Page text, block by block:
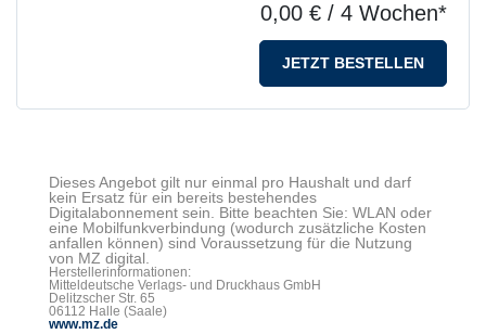
0,00 € / 4 Wochen*
JETZT BESTELLEN
Dieses Angebot gilt nur einmal pro Haushalt und darf
kein Ersatz für ein bereits bestehendes
Digitalabonnement sein. Bitte beachten Sie: WLAN oder
eine Mobilfunkverbindung (wodurch zusätzliche Kosten
anfallen können) sind Voraussetzung für die Nutzung
von MZ digital.
Herstellerinformationen:
Mitteldeutsche Verlags- und Druckhaus GmbH
Delitzscher Str. 65
06112 Halle (Saale)
www.mz.de